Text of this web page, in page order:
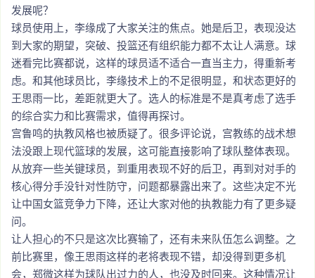
发展呢？
球员使用上，李缘成了大家关注的焦点。她是后卫，表现没达
到大家的期望，突破、投篮还有组织能力都不太让人满意。球
迷看完比赛都说，这样的球员适不适合一直当主力，得重新考
虑。和其他球员比，李缘技术上的不足很明显，和状态更好的
王思雨一比，差距就更大了。选人的标准是不是真考虑了选手
的综合实力和比赛需求，值得再探讨。
宫鲁鸣的执教风格也被质疑了。很多评论说，宫教练的战术想
法没跟上现代篮球的发展，这可能直接影响了球队整体表现。
从放弃一些关键球员，到重用表现不好的后卫，再到对对手的
核心得分手没针对性防守，问题都暴露出来了。这些决定不光
让中国女篮竞争力下降，还让大家对他的执教能力有了更多疑
问。
让人担心的不只是这次比赛输了，还有未来队伍怎么调整。之
前比赛里，像王思雨这样的老将表现不错，却没得到更多机
会，郑微这样为球队出过力的人，也没及时回来。这种情况让